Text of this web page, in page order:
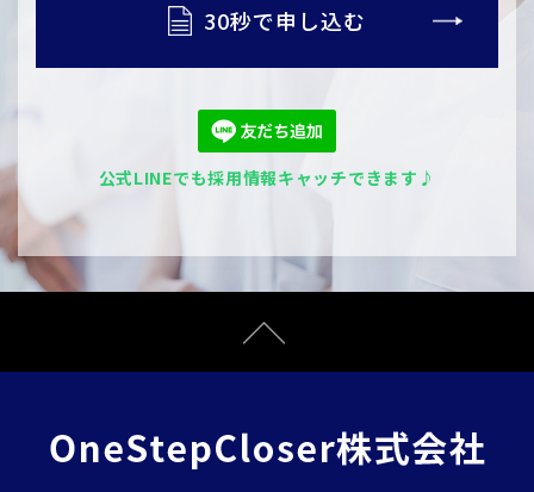
30秒で申し込む
公式LINEでも採用情報キャッチできます♪